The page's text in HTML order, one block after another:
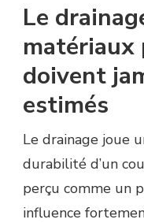
Le
matériaux
doivent
estimés
Le drainage joue
durabilité d’un
perçu comme un
influence